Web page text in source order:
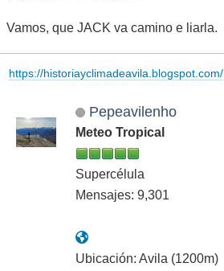
Vamos, que JACK va camino e liarla.
https://historiayclimadeavila.blogspot.com/
Pepeavilenho
Meteo Tropical
Supercélula
Mensajes: 9,301
Ubicación: Avila (1200m)